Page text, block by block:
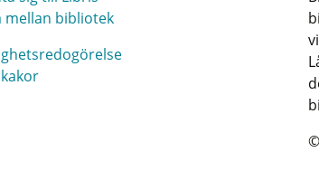
mellan bibliotek